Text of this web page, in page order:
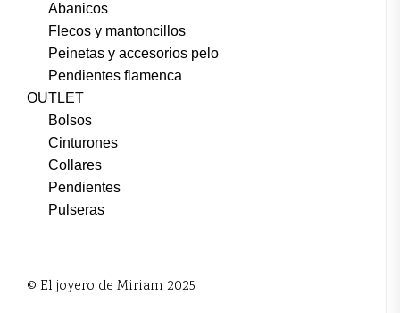
Abanicos
Flecos y mantoncillos
Peinetas y accesorios pelo
Pendientes flamenca
OUTLET
Bolsos
Cinturones
Collares
Pendientes
Pulseras
© El joyero de Miriam 2025